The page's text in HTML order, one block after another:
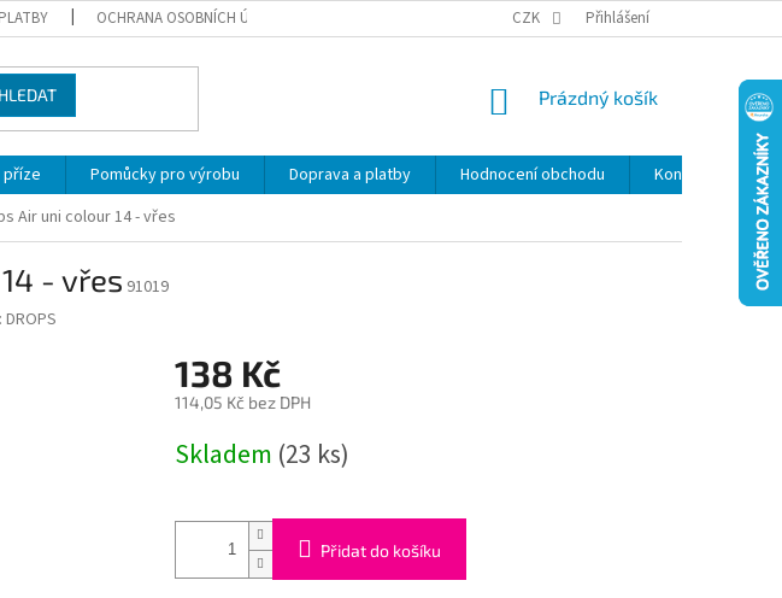
OCHRANA OSOBNÍCH ÚDAJŮ CZK Přihlášení
HLEDAT
NÁKUPNÍ
Prázdný košík
Pomůcky pro výrobu Doprava a platby Hodnocení obchodu Kontakty
Air uni colour 14 - vřes
- vřes 91019
DROPS
138 Kč
114,05 Kč bez DPH
cena:
Skladem (23 ks)
Přidat do košíku